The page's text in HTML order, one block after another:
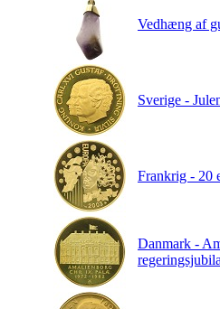
Vedhæng af
Sverige -
Frankrig - 20
Danmark -